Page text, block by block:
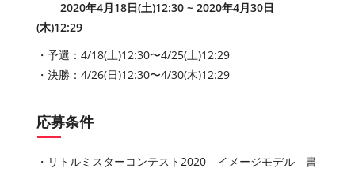
2020年4月18日(土)12:30 ~ 2020年4月30日
(木)12:29
・予選：4/18(土)12:30〜4/25(土)12:29
・決勝：4/26(日)12:30〜4/30(木)12:29
応募条件
・リトルミスターコンテスト2020 イメージモデル 書